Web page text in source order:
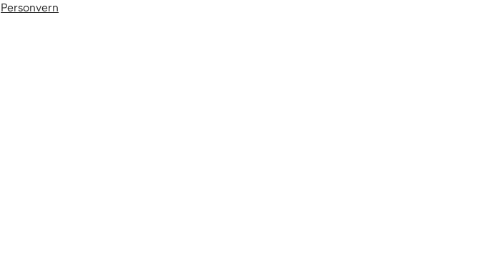
Personvern